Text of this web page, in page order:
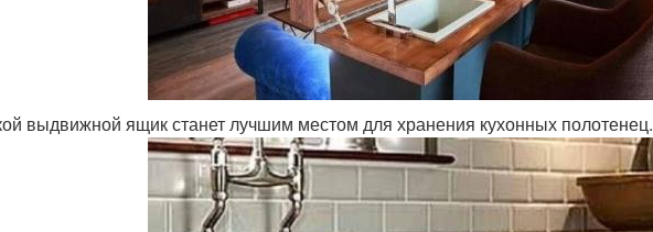
выдвижной ящик станет лучшим местом для хранения кухонных полотенец.